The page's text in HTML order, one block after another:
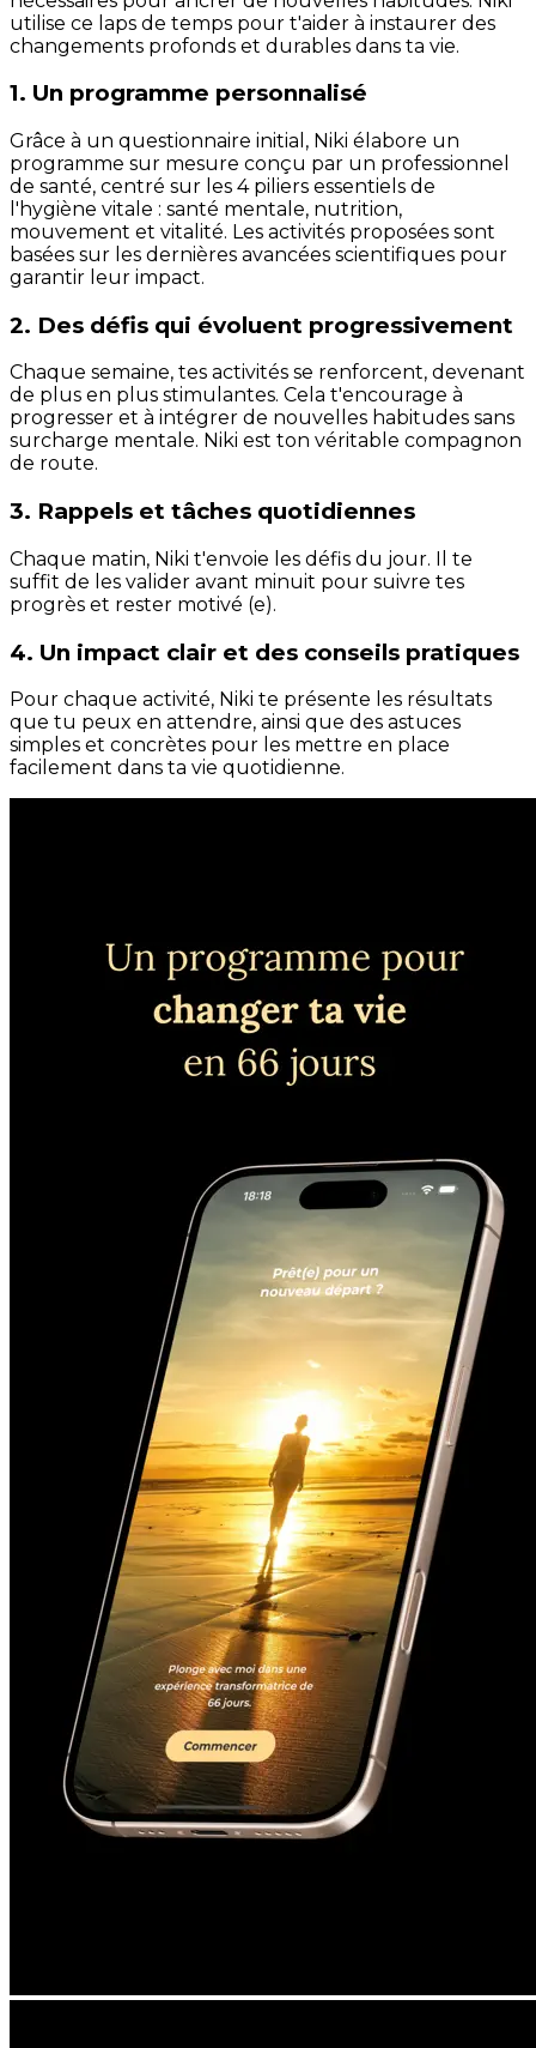
utilise ce laps de temps pour t'aider à instaurer des
changements profonds et durables dans ta vie.
1. Un programme personnalisé
Grâce à un questionnaire initial, Niki élabore un
programme sur mesure conçu par un professionnel
de santé, centré sur les 4 piliers essentiels de
l'hygiène vitale : santé mentale, nutrition,
mouvement et vitalité. Les activités proposées sont
basées sur les dernières avancées scientifiques pour
garantir leur impact.
2. Des défis qui évoluent progressivement
Chaque semaine, tes activités se renforcent, devenant
de plus en plus stimulantes. Cela t'encourage à
progresser et à intégrer de nouvelles habitudes sans
surcharge mentale. Niki est ton véritable compagnon
de route.
3. Rappels et tâches quotidiennes
Chaque matin, Niki t'envoie les défis du jour. Il te
suffit de les valider avant minuit pour suivre tes
progrès et rester motivé (e).
4. Un impact clair et des conseils pratiques
Pour chaque activité, Niki te présente les résultats
que tu peux en attendre, ainsi que des astuces
simples et concrètes pour les mettre en place
facilement dans ta vie quotidienne.